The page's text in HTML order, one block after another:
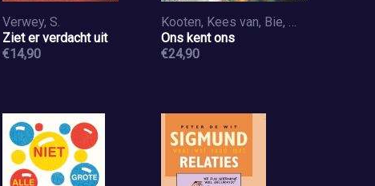
Verwey, S.
Ziet er verdacht uit
€14,90
Kooten, Kees van, Bie, Wim de
Ons kent ons
€24,90